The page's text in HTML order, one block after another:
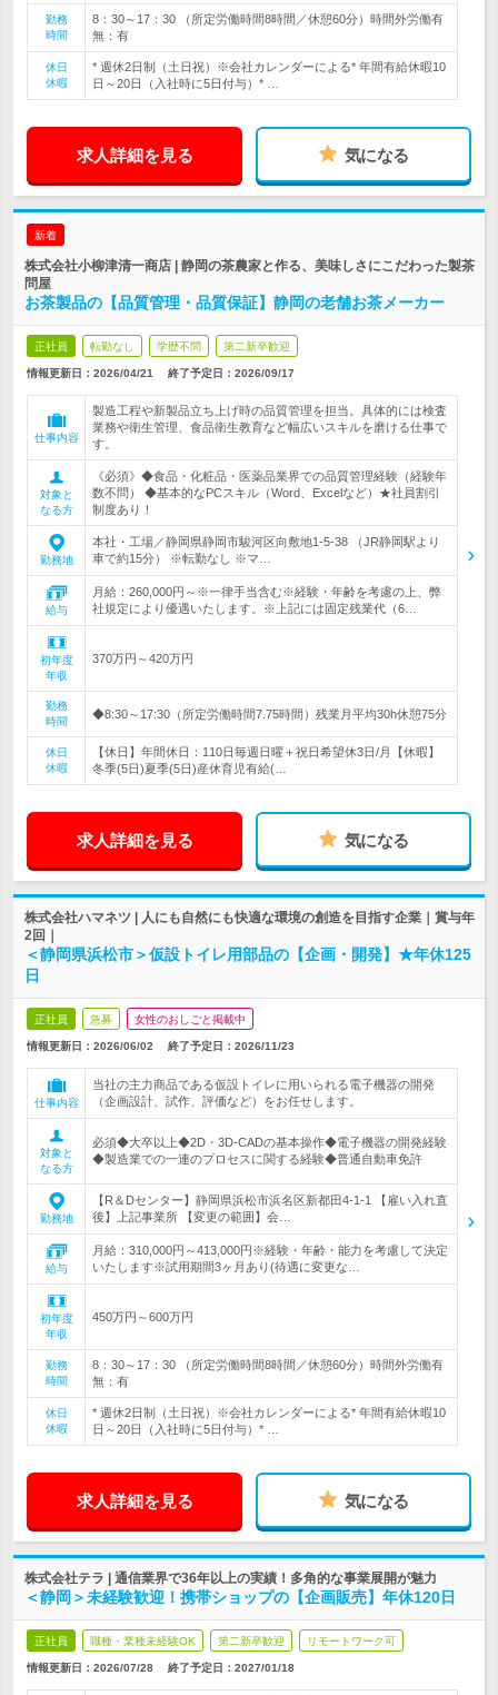
勤務
時間
8：30～17：30 （所定労働時間8時間／休憩60分）時間外労働有
無：有
休日
休暇
* 週休2日制（土日祝）※会社カレンダーによる* 年間有給休暇10
日～20日（入社時に5日付与）* …
求人詳細を見る 気になる
新着
株式会社小柳津清一商店 | 静岡の茶農家と作る、美味しさにこだわった製茶
問屋
お茶製品の【品質管理・品質保証】静岡の老舗お茶メーカー
正社員 転勤なし 学歴不問 第二新卒歓迎
情報更新日：2026/04/21 終了予定日： 2026/09/17
仕事内容
製造工程や新製品立ち上げ時の品質管理を担当。具体的には検査
業務や衛生管理、食品衛生教育など幅広いスキルを磨ける仕事で
す。
対象と
なる方
《必須》◆食品・化粧品・医薬品業界での品質管理経験（経験年
数不問） ◆基本的なPCスキル（Word、Excelなど）★社員割引
制度あり！
勤務地
本社・工場／静岡県静岡市駿河区向敷地1-5-38 （JR静岡駅より
車で約15分） ※転勤なし ※マ…
給与
月給：260,000円～※一律手当含む※経験・年齢を考慮の上、弊
社規定により優遇いたします。※上記には固定残業代（6…
初年度
年収
370万円～420万円
勤務
時間
◆8:30～17:30（所定労働時間7.75時間）残業月平均30h休憩75分
休日
休暇
【休日】年間休日：110日毎週日曜＋祝日希望休3日/月【休暇】
冬季(5日)夏季(5日)産休育児有給(…
求人詳細を見る 気になる
株式会社ハマネツ | 人にも自然にも快適な環境の創造を目指す企業｜賞与年
2回｜
＜静岡県浜松市＞仮設トイレ用部品の【企画・開発】★年休125
日
正社員 急募 女性のおしごと掲載中
情報更新日：2026/06/02 終了予定日： 2026/11/23
仕事内容
当社の主力商品である仮設トイレに用いられる電子機器の開発
（企画設計、試作、評価など）をお任せします。
対象と
なる方
必須◆大卒以上◆2D・3D-CADの基本操作◆電子機器の開発経験
◆製造業での一連のプロセスに関する経験◆普通自動車免許
勤務地
【R＆Dセンター】静岡県浜松市浜名区新都田4-1-1 【雇い入れ直
後】上記事業所 【変更の範囲】会…
給与
月給：310,000円～413,000円※経験・年齢・能力を考慮して決定
いたします※試用期間3ヶ月あり(待遇に変更な…
初年度
年収
450万円～600万円
勤務
時間
8：30～17：30 （所定労働時間8時間／休憩60分）時間外労働有
無：有
休日
休暇
* 週休2日制（土日祝）※会社カレンダーによる* 年間有給休暇10
日～20日（入社時に5日付与）* …
求人詳細を見る 気になる
株式会社テラ | 通信業界で36年以上の実績！多角的な事業展開が魅力
＜静岡＞未経験歓迎！携帯ショップの【企画販売】年休120日
正社員 職種・業種未経験OK 第二新卒歓迎 リモートワーク可
情報更新日：2026/07/28 終了予定日： 2027/01/18